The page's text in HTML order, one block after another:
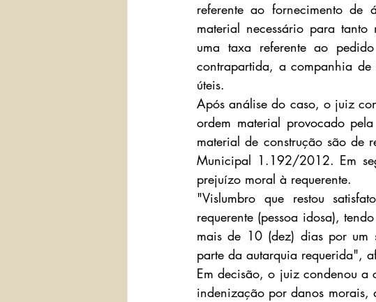
referente ao fornecimento de
material necessário para
uma taxa referente ao
contrapartida, a companhia
úteis.
Após análise do caso, o juiz
ordem material provocado
material de construção são de
Municipal 1.192/2012. Em
prejuízo moral à requerente.
"Vislumbro que restou
requerente (pessoa idosa),
mais de 10 (dez) dias por um
parte da autarquia requerida",
Em decisão, o juiz condenou a
indenização por danos morais,